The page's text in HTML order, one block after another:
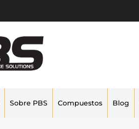
Sobre PBS Compuestos Blog